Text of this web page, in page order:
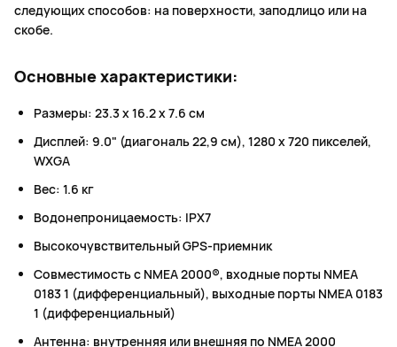
следующих способов: на поверхности, заподлицо или на
скобе.
Основные характеристики:
Размеры: 23.3 x 16.2 x 7.6 см
Дисплей: 9.0" (диагональ 22,9 см), 1280 x 720 пикселей,
WXGA
Вес: 1.6 кг
Водонепроницаемость: IPX7
Высокочувствительный GPS-приемник
Совместимость с NMEA 2000®, входные порты NMEA
0183 1 (дифференциальный), выходные порты NMEA 0183
1 (дифференциальный)
Антенна: внутренняя или внешняя по NMEA 2000